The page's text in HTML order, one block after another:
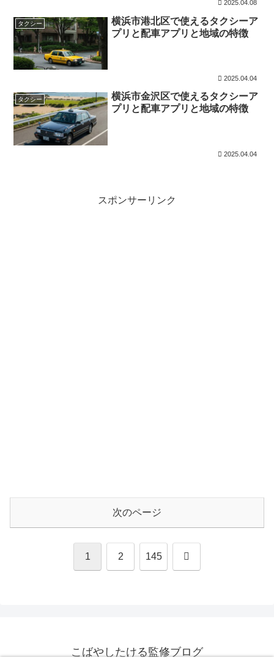
2025.04.08
タクシー
横浜市港北区で使えるタクシーア
プリと配車アプリと地域の特徴
2025.04.04
タクシー
横浜市金沢区で使えるタクシーア
プリと配車アプリと地域の特徴
2025.04.04
スポンサーリンク
次のページ
1 2 145 次
こばやしたける監修ブログ